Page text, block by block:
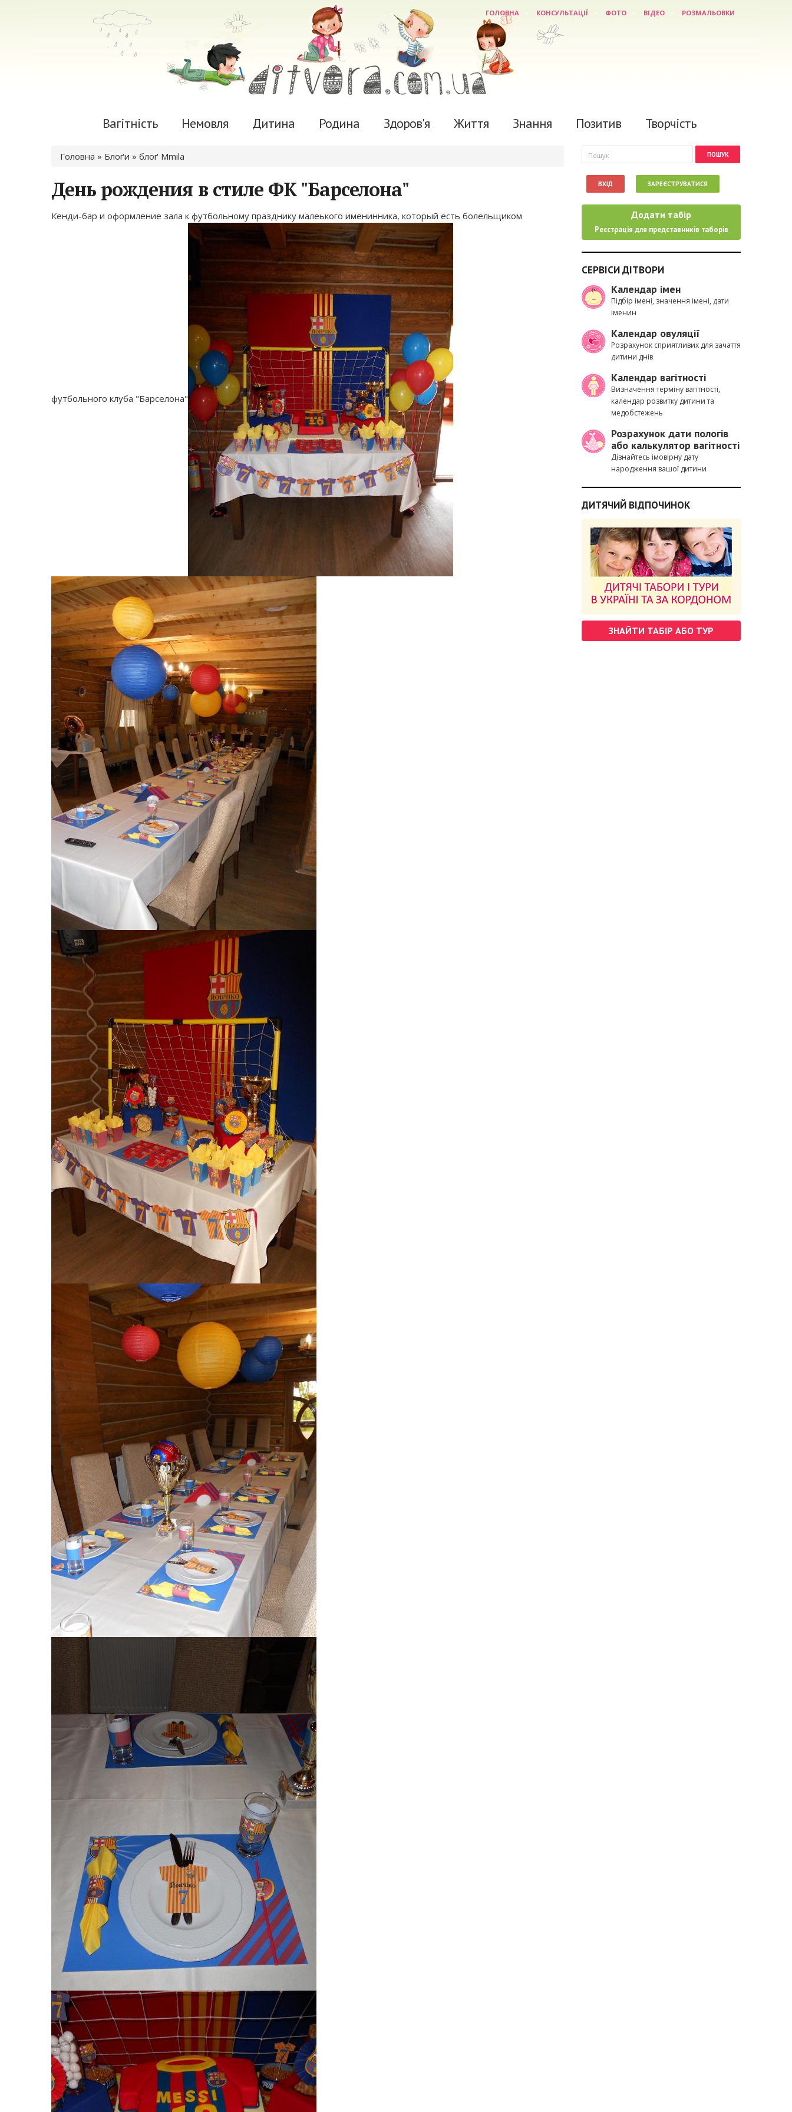
ГОЛОВНА КОНСУЛЬТАЦІЇ ФОТО ВІДЕО РОЗМАЛЬОВКИ
Вагітність Немовля Дитина Родина Здоров'я Життя Знання Позитив Творчість
Ви є тут
Головна » Блоґи » блоґ Mmila
День рождения в стиле ФК "Барселона"
Кенди-бар и оформление зала к футбольному празднику малеького именинника, который есть болельщиком
футбольного клуба "Барселона"
Пошукова форма
Пошук
ВХІД ЗАРЕЄСТРУВАТИСЯ
Додати табір
Реєстрація для представників таборів
СЕРВІСИ ДІТВОРИ
Календар імен
Підбір імені, значення імені, дати
іменин
Календар овуляції
Розрахунок сприятливих для зачаття
дитини днів
Календар вагітності
Визначення терміну вагітності,
календар розвитку дитини та
медобстежень
Розрахунок дати пологів
або калькулятор вагітності
Дізнайтесь імовірну дату
народження вашої дитини
ДИТЯЧИЙ ВІДПОЧИНОК
ЗНАЙТИ ТАБІР АБО ТУР